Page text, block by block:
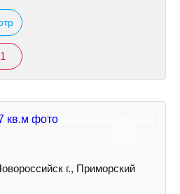
г., Приморский